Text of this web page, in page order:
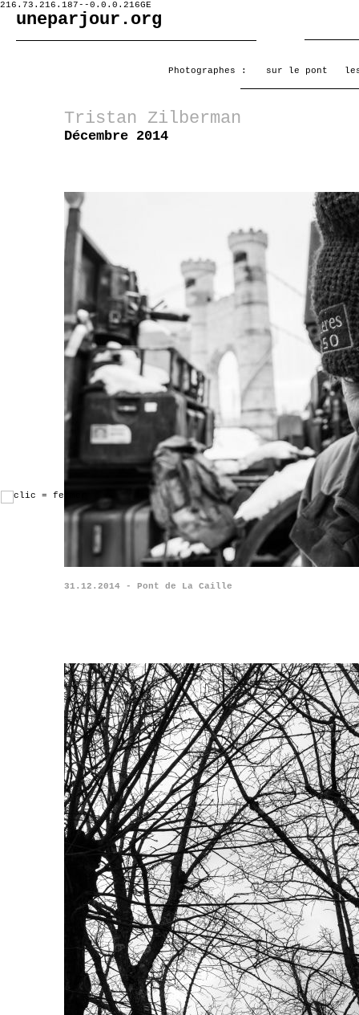
216.73.216.187--0.0.0.216GE
uneparjour.org
Photographes : sur le pont
Tristan Zilberman
Décembre 2014
31.12.2014 - Pont de La Caille